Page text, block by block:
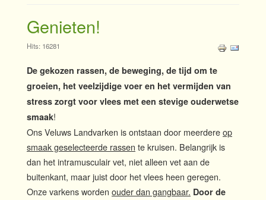
Genieten!
Hits: 16281
De gekozen rassen, de beweging, de tijd om te
groeien, het veelzijdige voer en het vermijden van
stress zorgt voor vlees met een stevige ouderwetse
smaak!
Ons Veluws Landvarken is ontstaan door meerdereop
smaak geselecteerde rassen te kruisen. Belangrijk is
dan het intramusculair vet, niet alleen vet aan de
buitenkant, maar juist door het vlees heen geregen.
Onze varkens worden ouder dan gangbaar. Door de